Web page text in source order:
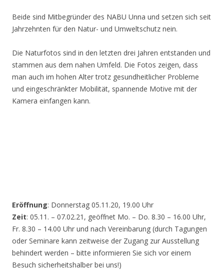
Beide sind Mitbegründer des NABU Unna und setzen sich seit
Jahrzehnten für den Natur- und Umweltschutz nein.
Die Naturfotos sind in den letzten drei Jahren entstanden und
stammen aus dem nahen Umfeld. Die Fotos zeigen, dass
man auch im hohen Alter trotz gesundheitlicher Probleme
und eingeschränkter Mobilität, spannende Motive mit der
Kamera einfangen kann.
Eröffnung: Donnerstag 05.11.20, 19.00 Uhr
Zeit: 05.11. – 07.02.21, geöffnet Mo. – Do. 8.30 – 16.00 Uhr,
Fr. 8.30 – 14.00 Uhr und nach Vereinbarung (durch Tagungen
oder Seminare kann zeitweise der Zugang zur Ausstellung
behindert werden – bitte informieren Sie sich vor einem
Besuch sicherheitshalber bei uns!)